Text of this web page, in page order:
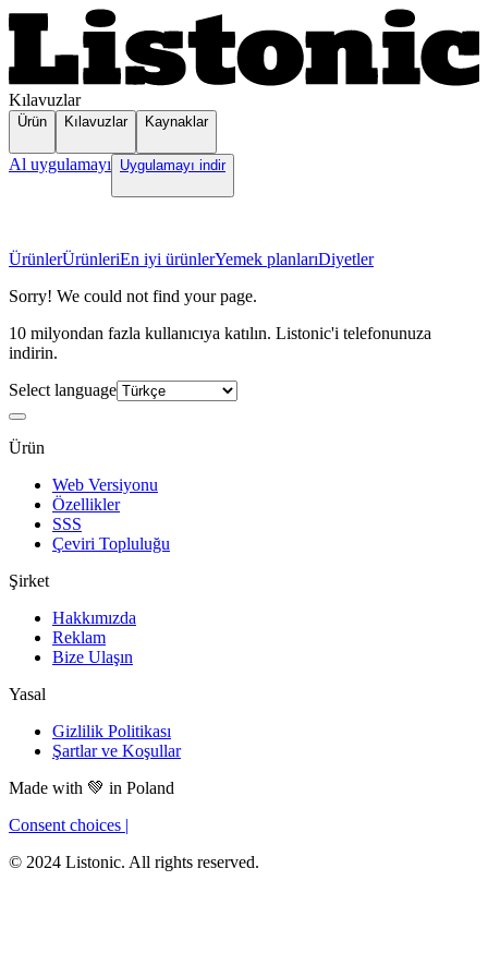
Kılavuzlar
Ürün Kılavuzlar Kaynaklar
Al uygulamayı Uygulamayı indir
ÜrünlerÜrünleriEn iyi ürünlerYemek planlarıDiyetler
Sorry! We could not find your page.
10 milyondan fazla kullanıcıya katılın. Listonic'i telefonunuza
indirin.
Select language
Ürün
Web Versiyonu
Özellikler
SSS
Çeviri Topluluğu
Şirket
Hakkımızda
Reklam
Bize Ulaşın
Yasal
Gizlilik Politikası
Şartlar ve Koşullar
Made with 💚 in Poland
Consent choices
© 2024 Listonic. All rights reserved.